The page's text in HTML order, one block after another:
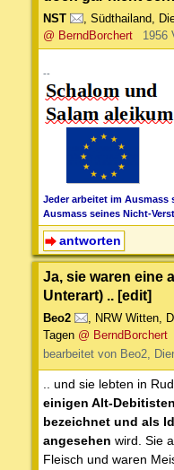
NST , Südthailand,
@ BerndBorchert
1956
--
Jeder arbeitet im Ausmass
Ausmass seines Nicht-
antworten
Ja, sie waren eine
Unterart) .. [edit]
Beo2 , NRW Witten,
Tagen @ BerndBorchert
bearbeitet von Beo2,
.. und sie lebten in
einigen Alt-
bezeichnet und als
angesehen wird. Sie
Fleisch und waren